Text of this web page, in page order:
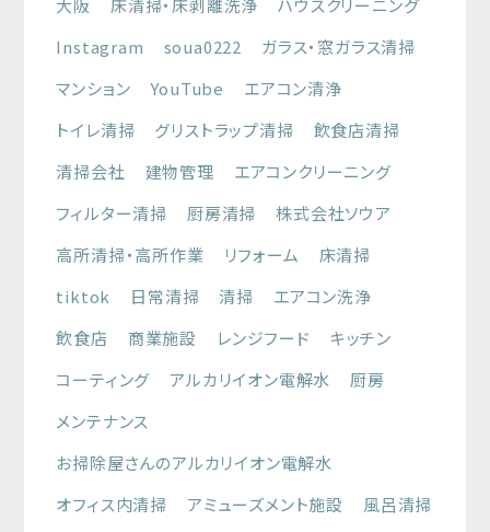
大阪
床清掃・床剥離洗浄
ハウスクリーニング
Instagram
soua0222
ガラス・窓ガラス清掃
マンション
YouTube
エアコン清浄
トイレ清掃
グリストラップ清掃
飲食店清掃
清掃会社
建物管理
エアコンクリーニング
フィルター清掃
厨房清掃
株式会社ソウア
高所清掃・高所作業
リフォーム
床清掃
tiktok
日常清掃 清掃
エアコン洗浄
飲食店
商業施設 レンジフード
キッチン
コーティング
アルカリイオン電解水
厨房
メンテナンス
お掃除屋さんのアルカリイオン電解水
オフィス内清掃
アミューズメント施設
風呂清掃